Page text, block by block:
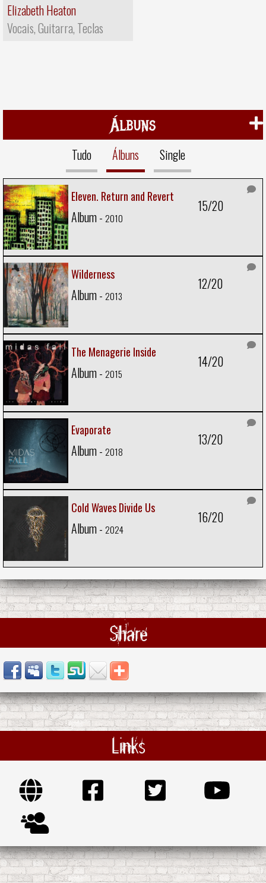
Elizabeth Heaton
Vocais, Guitarra, Teclas
Álbuns
Tudo Álbuns Single
Eleven. Return and Revert
Album - 2010
15/20
Wilderness
Album - 2013
12/20
The Menagerie Inside
Album - 2015
14/20
Evaporate
Album - 2018
13/20
Cold Waves Divide Us
Album - 2024
16/20
Share
Links